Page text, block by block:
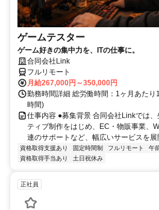
ゲームテスター
ゲーム好きの集中力を、ITの仕事に。
合同会社Link
フルリモート
月給267,000円～350,000円
勤務時間詳細 総労働時間：1ヶ月あた
時間)
仕事内容 ●募集背景 合同会社Linkでは
ティブ制作をはじめ、EC・物販事業、
連のサポートなど、幅広いサービスを
資格取得支援あり 固定時間制 フルリモート 午
資格取得手当あり
土日祝休み
正社員